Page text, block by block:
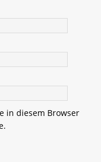
in diesem Browser